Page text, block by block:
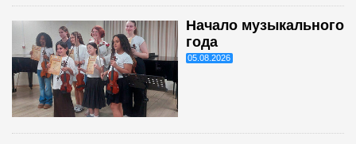
Начало музыкального
года
05.08.2026